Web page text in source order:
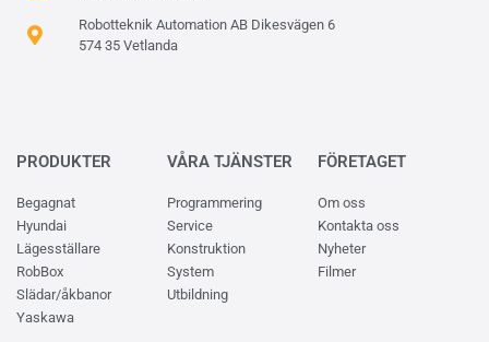
Robotteknik Automation AB Dikesvägen 6
574 35 Vetlanda
PRODUKTER
Begagnat
Hyundai
Lägesställare
RobBox
Slädar/åkbanor
Yaskawa
VÅRA TJÄNSTER
Programmering
Service
Konstruktion
System
Utbildning
FÖRETAGET
Om oss
Kontakta oss
Nyheter
Filmer